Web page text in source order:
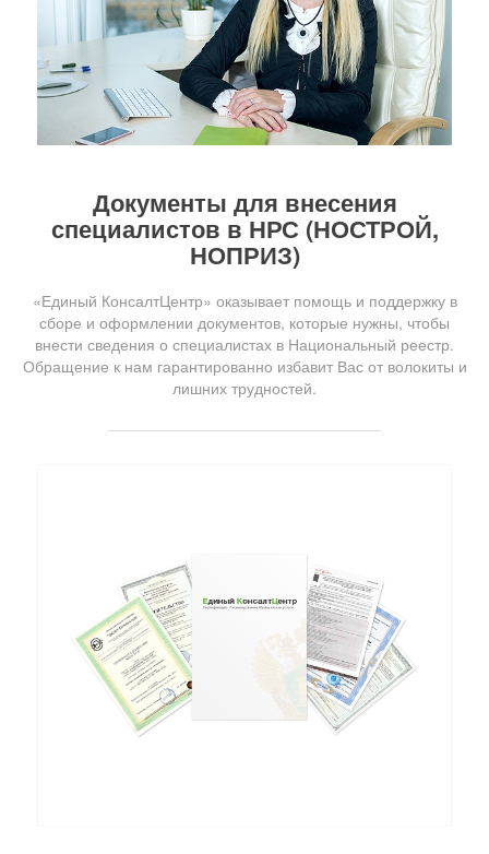
Документы для внесения
специалистов в НРС (НОСТРОЙ,
НОПРИЗ)
«Единый КонсалтЦентр» оказывает помощь и поддержку в
сборе и оформлении документов, которые нужны, чтобы
внести сведения о специалистах в Национальный реестр.
Обращение к нам гарантированно избавит Вас от волокиты и
лишних трудностей.